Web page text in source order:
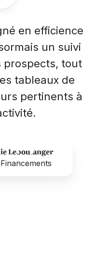
en efficience
un suivi
prospects, tout
tableaux de
pertinents à
Leboulanger